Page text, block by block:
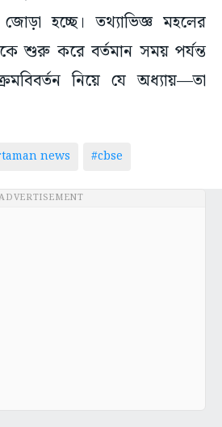
হচ্ছে। তথ্যাভিজ্ঞ মহলের
শুরু করে বর্তমান সময় পর্যন্ত
ক্রমবিবর্তন নিয়ে যে অধ্যায়—তা
news #cbse